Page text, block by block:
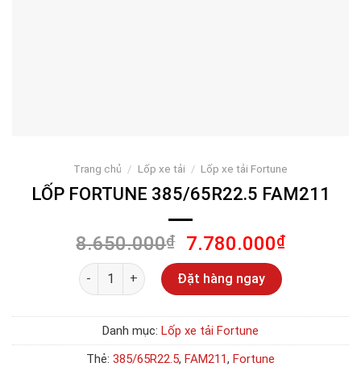
Trang chủ / Lốp xe tải / Lốp xe tải Fortune
LỐP FORTUNE 385/65R22.5 FAM211
8.650.000₫
Giá
gốc
là:
8.650.000₫.
7.780.000₫Giá
Số lượng Đặt hàng ngay
Danh mục: Lốp xe tải Fortune
Thẻ: 385/65R22.5, FAM211, Fortune